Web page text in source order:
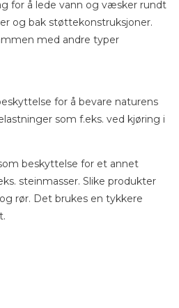
for å lede vann og væsker rundt
og bak støttekonstruksjoner.
med andre typer
for å bevare naturens
som f.eks. ved kjøring i
beskyttelse for et annet
steinmasser. Slike produkter
rør. Det brukes en tykkere